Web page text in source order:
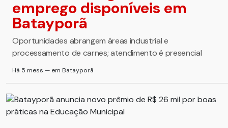
emprego disponíveis em
Batayporã
Oportunidades abrangem áreas industrial e
processamento de carnes; atendimento é presencial
Há 5 mess — em Batayporã